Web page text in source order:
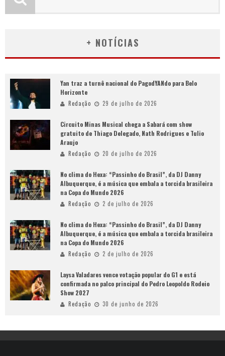
+ NOTÍCIAS
Yan traz a turnê nacional do PagodYANdo para Belo
Horizonte
Redação 29 de julho de 2026
Circuito Minas Musical chega a Sabará com show
gratuito de Thiago Delegado, Nath Rodrigues e Tulio
Araujo
Redação 20 de julho de 2026
No clima do Hexa: “Passinho do Brasil”, da DJ Danny
Albuquerque, é a música que embala a torcida brasileira
na Copa do Mundo 2026
Redação 2 de julho de 2026
No clima do Hexa: “Passinho do Brasil”, da DJ Danny
Albuquerque, é a música que embala a torcida brasileira
na Copa do Mundo 2026
Redação 2 de julho de 2026
Laysa Valadares vence votação popular do G1 e está
confirmada no palco principal do Pedro Leopoldo Rodeio
Show 2027
Redação 30 de junho de 2026